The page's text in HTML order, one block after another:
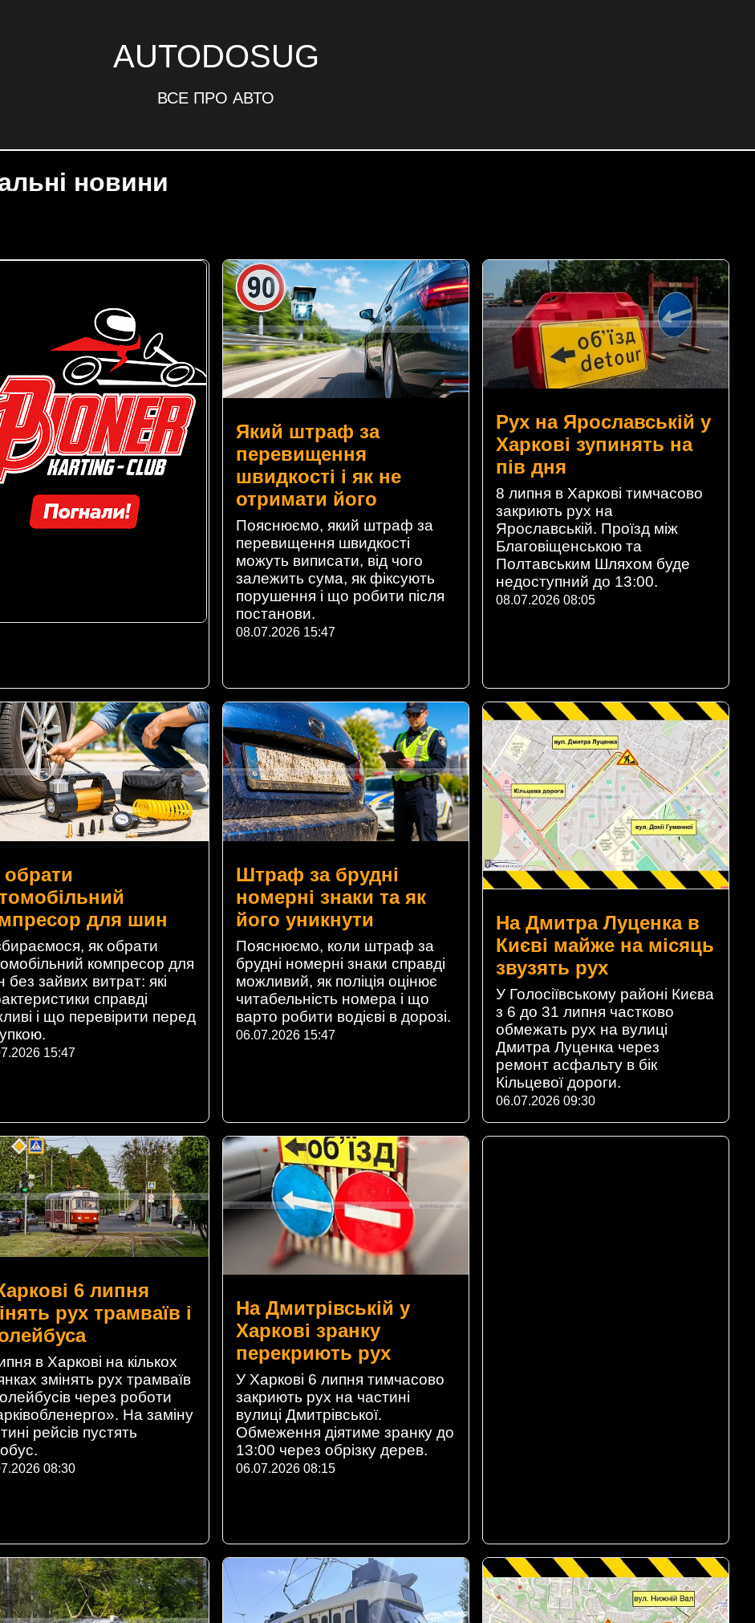
AUTODOSUG
ВСЕ ПРО АВТО
новини
Який штраф за
перевищення
швидкості і як не
отримати його
Пояснюємо, який штраф за
перевищення швидкості
можуть виписати, від чого
залежить сума, як фіксують
порушення і що робити після
постанови.
08.07.2026 15:47
Рух на Ярославській у
Харкові зупинять на
пів дня
8 липня в Харкові тимчасово
закриють рух на
Ярославській. Проїзд між
Благовіщенською та
Полтавським Шляхом буде
недоступний до 13:00.
08.07.2026 08:05
обрати
для шин
як обрати
компресор для
без зайвих витрат: які
справді
і що перевірити перед
15:47
Штраф за брудні
номерні знаки та як
його уникнути
Пояснюємо, коли штраф за
брудні номерні знаки справді
можливий, як поліція оцінює
читабельність номера і що
варто робити водієві в дорозі.
06.07.2026 15:47
На Дмитра Луценка в
Києві майже на місяць
звузять рух
У Голосіївському районі Києва
з 6 до 31 липня частково
обмежать рух на вулиці
Дмитра Луценка через
ремонт асфальту в бік
Кільцевої дороги.
06.07.2026 09:30
6 липня
рух трамваїв і
в Харкові на кількох
змінять рух трамваїв
через роботи
На заміну
рейсів пустять
08:30
На Дмитрівській у
Харкові зранку
перекриють рух
У Харкові 6 липня тимчасово
закриють рух на частині
вулиці Дмитрівської.
Обмеження діятиме зранку до
13:00 через обрізку дерев.
06.07.2026 08:15